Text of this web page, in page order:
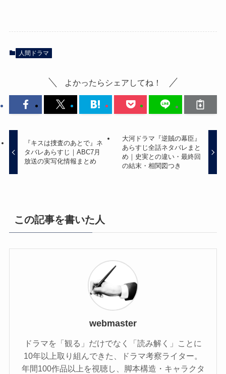
人間ドラマ
よかったらシェアしてね！
『キスは捜査のあとで』ネ
タバレあらすじ｜ABC7月
放送の実写化情報まとめ
大河ドラマ『逆賊の幕臣』
あらすじ全話ネタバレまと
め｜史実との違い・最終回
の結末・相関図つき
この記事を書いた人
webmaster
ドラマを「観る」だけでなく「読み解く」ことに
10年以上取り組んできた、ドラマ考察ライター。
年間100作品以上を視聴し、脚本構造・キャラクタ